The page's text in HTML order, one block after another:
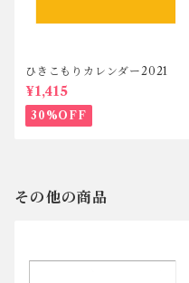
ひきこもりカレンダー2021
¥1,415
30%OFF
その他の商品